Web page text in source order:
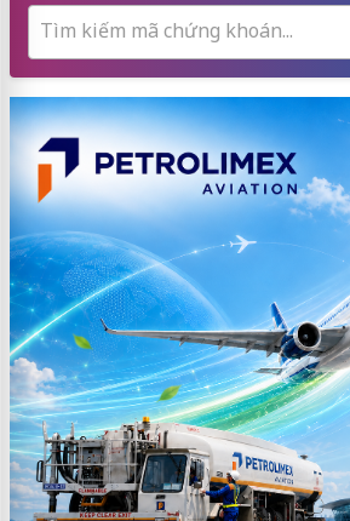
Tìm kiếm mã chứng khoán...